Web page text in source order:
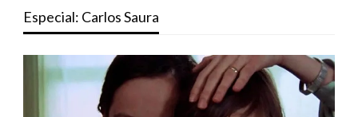
Especial: Carlos Saura